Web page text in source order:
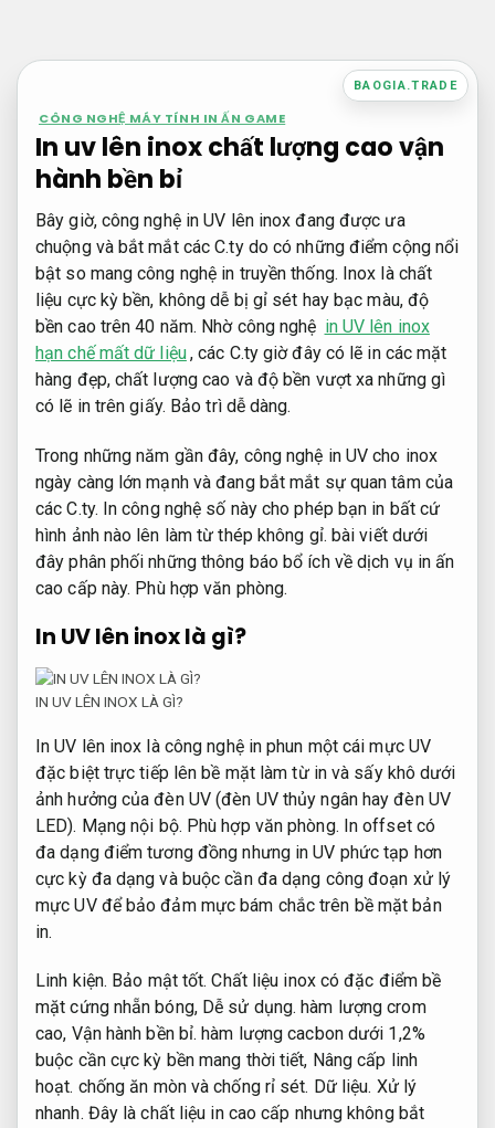
nội
BAOGIA.TRADE
CÔNG NGHỆ MÁY TÍNH IN ẤN GAME
In uv lên inox chất lượng cao vận
hành bền bỉ
Bây giờ, công nghệ in UV lên inox đang được ưa
chuộng và bắt mắt các C.ty do có những điểm cộng nổi
bật so mang công nghệ in truyền thống. Inox là chất
liệu cực kỳ bền, không dễ bị gỉ sét hay bạc màu, độ
bền cao trên 40 năm. Nhờ công nghệ in UV lên inox
hạn chế mất dữ liệu, các C.ty giờ đây có lẽ in các mặt
hàng đẹp, chất lượng cao và độ bền vượt xa những gì
có lẽ in trên giấy. Bảo trì dễ dàng.
Trong những năm gần đây, công nghệ in UV cho inox
ngày càng lớn mạnh và đang bắt mắt sự quan tâm của
các C.ty. In công nghệ số này cho phép bạn in bất cứ
hình ảnh nào lên làm từ thép không gỉ. bài viết dưới
đây phân phối những thông báo bổ ích về dịch vụ in ấn
cao cấp này. Phù hợp văn phòng.
In UV lên inox là gì?
IN UV LÊN INOX LÀ GÌ?
In UV lên inox là công nghệ in phun một cái mực UV
đặc biệt trực tiếp lên bề mặt làm từ in và sấy khô dưới
ảnh hưởng của đèn UV (đèn UV thủy ngân hay đèn UV
LED). Mạng nội bộ. Phù hợp văn phòng. In offset có
đa dạng điểm tương đồng nhưng in UV phức tạp hơn
cực kỳ đa dạng và buộc cần đa dạng công đoạn xử lý
mực UV để bảo đảm mực bám chắc trên bề mặt bản
in.
Linh kiện. Bảo mật tốt. Chất liệu inox có đặc điểm bề
mặt cứng nhẵn bóng, Dễ sử dụng. hàm lượng crom
cao, Vận hành bền bỉ. hàm lượng cacbon dưới 1,2%
buộc cần cực kỳ bền mang thời tiết, Nâng cấp linh
hoạt. chống ăn mòn và chống rỉ sét. Dữ liệu. Xử lý
nhanh. Đây là chất liệu in cao cấp nhưng không bắt